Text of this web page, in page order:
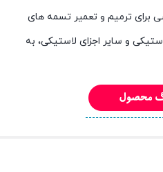
برای ترمیم و تعمیر تسمه های
و سایر اجزای لاستیکی، به